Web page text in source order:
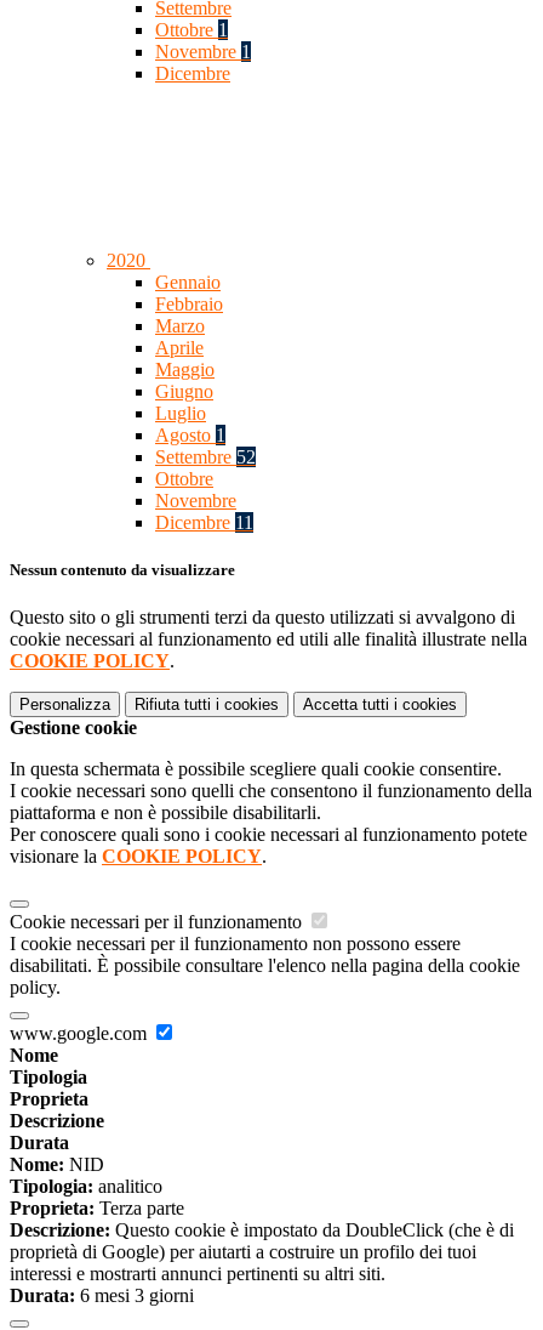
Settembre
Ottobre 1
Novembre 1
Dicembre
2020
Gennaio
Febbraio
Marzo
Aprile
Maggio
Giugno
Luglio
Agosto 1
Settembre 52
Ottobre
Novembre
Dicembre 11
Nessun contenuto da visualizzare
Questo sito o gli strumenti terzi da questo utilizzati si avvalgono di
cookie necessari al funzionamento ed utili alle finalità illustrate nella
COOKIE POLICY.
Personalizza Rifiuta tutti i cookies Accetta tutti i cookies
Gestione cookie
In questa schermata è possibile scegliere quali cookie consentire.
I cookie necessari sono quelli che consentono il funzionamento della
piattaforma e non è possibile disabilitarli.
Per conoscere quali sono i cookie necessari al funzionamento potete
visionare la COOKIE POLICY.
Cookie necessari per il funzionamento
I cookie necessari per il funzionamento non possono essere
disabilitati. È possibile consultare l'elenco nella pagina della cookie
policy.
www.google.com
Nome
Tipologia
Proprieta
Descrizione
Durata
Nome: NID
Tipologia: analitico
Proprieta: Terza parte
Descrizione: Questo cookie è impostato da DoubleClick (che è di
proprietà di Google) per aiutarti a costruire un profilo dei tuoi
interessi e mostrarti annunci pertinenti su altri siti.
Durata: 6 mesi 3 giorni